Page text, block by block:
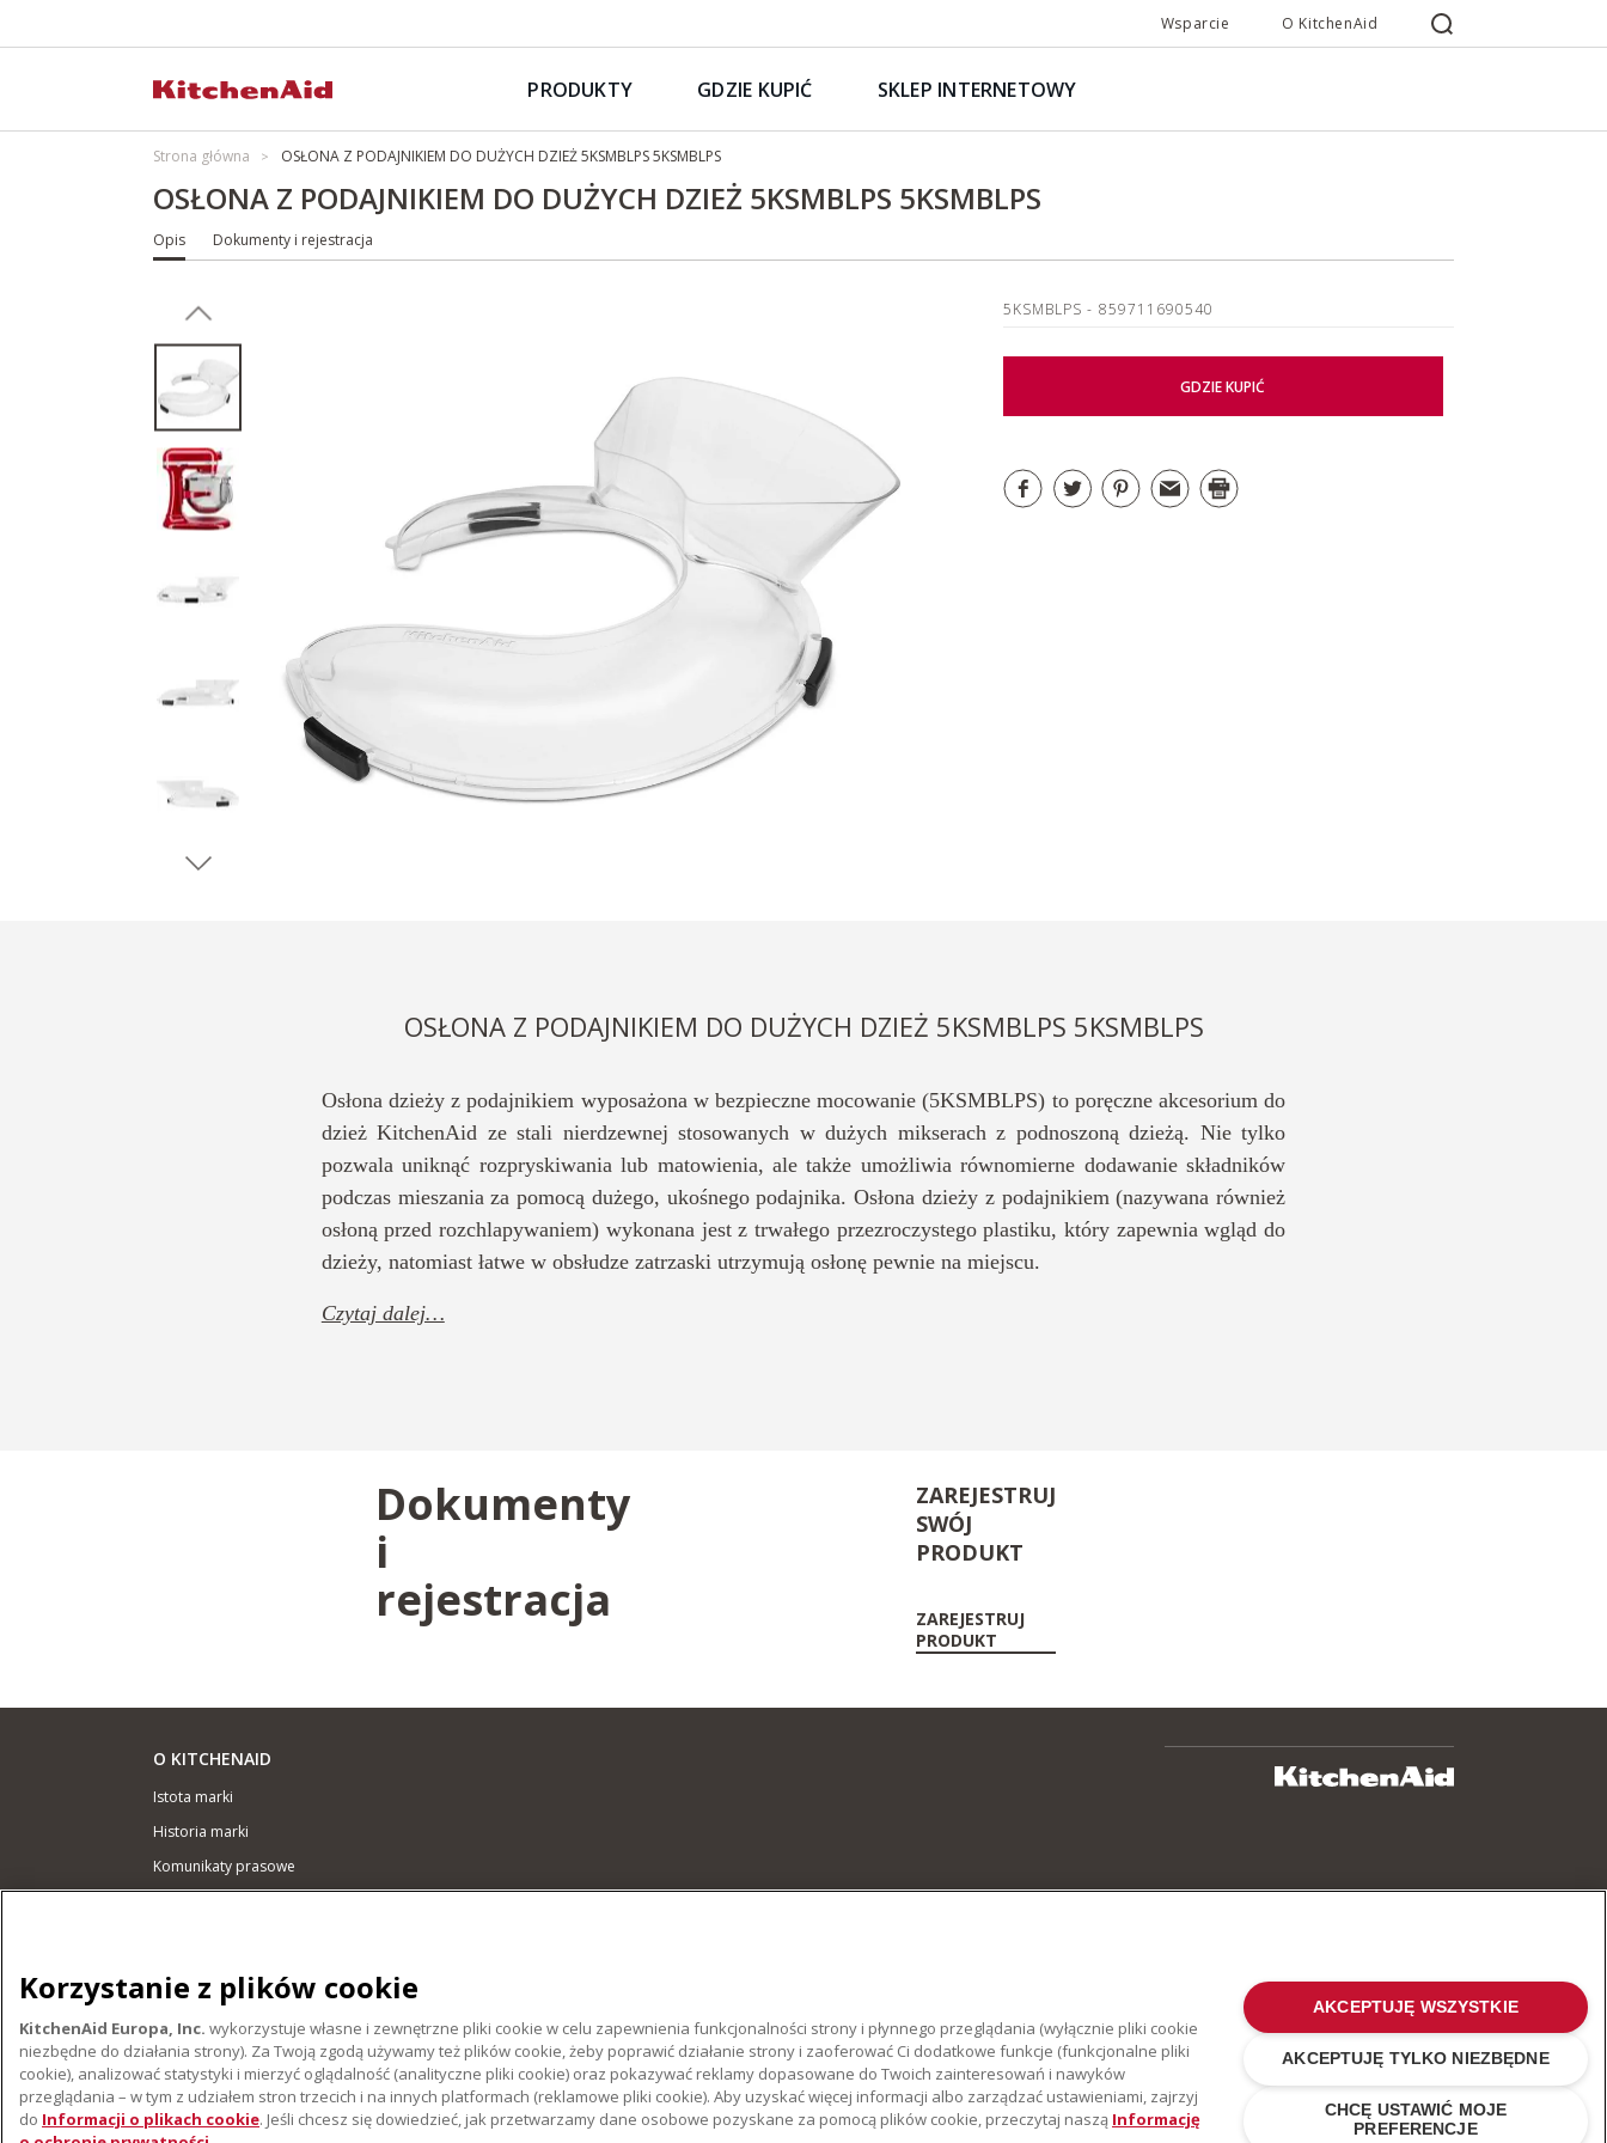
Wsparcie O KitchenAid
PRODUKTY GDZIE KUPIĆ SKLEP INTERNETOWY
Strona główna OSŁONA Z PODAJNIKIEM DO DUŻYCH DZIEŻ 5KSMBLPS 5KSMBLPS
OSŁONA Z PODAJNIKIEM DO DUŻYCH DZIEŻ 5KSMBLPS 5KSMBLPS
Opis Dokumenty i rejestracja
5KSMBLPS- 859711690540
GDZIE KUPIĆ
OSŁONA Z PODAJNIKIEM DO DUŻYCH DZIEŻ 5KSMBLPS 5KSMBLPS
Osłona dzieży z podajnikiem wyposażona w bezpieczne mocowanie (5KSMBLPS) to poręczne akcesorium do
dzież KitchenAid ze stali nierdzewnej stosowanych w dużych mikserach z podnoszoną dzieżą. Nie tylko
pozwala uniknąć rozpryskiwania lub matowienia, ale także umożliwia równomierne dodawanie składników
podczas mieszania za pomocą dużego, ukośnego podajnika. Osłona dzieży z podajnikiem (nazywana również
osłoną przed rozchlapywaniem) wykonana jest z trwałego przezroczystego plastiku, który zapewnia wgląd do
dzieży, natomiast łatwe w obsłudze zatrzaski utrzymują osłonę pewnie na miejscu.
Czytaj dalej…
Dokumenty
i
rejestracja
ZAREJESTRUJ
SWÓJ
PRODUKT
ZAREJESTRUJ
PRODUKT
O KITCHENAID
Istota marki
Historia marki
Komunikaty prasowe
Gdzie kupić
Znajdź najbliższy serwis
Gwarancja i Dokumentacja
Korzystanie z plików cookie
KitchenAid Europa, Inc. wykorzystuje własne i zewnętrzne pliki cookie w celu zapewnienia funkcjonalności strony i płynnego przeglądania (wyłącznie pliki cookie
niezbędne do działania strony). Za Twoją zgodą używamy też plików cookie, żeby poprawić działanie strony i zaoferować Ci dodatkowe funkcje (funkcjonalne pliki
cookie), analizować statystyki i mierzyć oglądalność (analityczne pliki cookie) oraz pokazywać reklamy dopasowane do Twoich zainteresowań i nawyków
przeglądania – w tym z udziałem stron trzecich i na innych platformach (reklamowe pliki cookie). Aby uzyskać więcej informacji albo zarządzać ustawieniami, zajrzyj
do Informacji o plikach cookie. Jeśli chcesz się dowiedzieć, jak przetwarzamy dane osobowe pozyskane za pomocą plików cookie, przeczytaj naszą Informację
CHCĘ USTAWIĆ MOJE
PREFERENCJE
AKCEPTUJĘ TYLKO NIEZBĘDNE
AKCEPTUJĘ WSZYSTKIE